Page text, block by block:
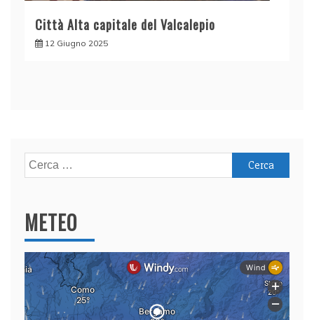
Città Alta capitale del Valcalepio
12 Giugno 2025
Ricerca
per:
METEO